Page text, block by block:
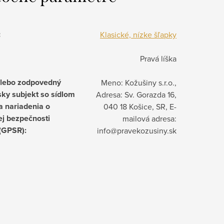
Klasické, nízke šľapky
Pravá líška
zodpovedný
subjekt so sídlom
nariadenia o
bezpečnosti
:
Meno: Kožušiny s.r.o.,
Adresa: Sv. Gorazda 16,
040 18 Košice, SR, E-
mailová adresa:
info@pravekozusiny.sk